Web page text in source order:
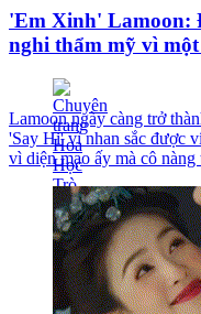
'Em Xinh' Lamoon:
nghi thẩm mỹ vì
Lamoon ngày càng trở
'Say Hi' vì nhan sắc được
vì diện mạo ấy mà cô